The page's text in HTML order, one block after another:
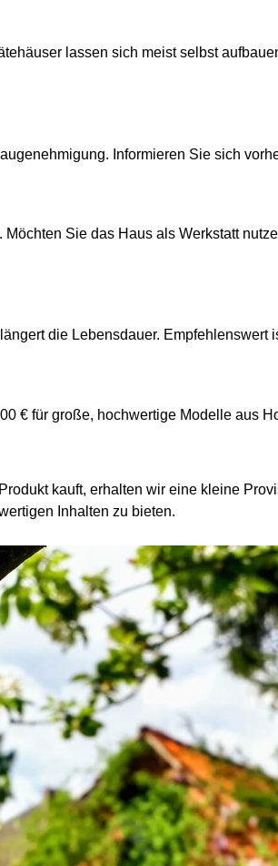
lassen sich meist selbst
Informieren Sie sich
Sie das Haus als Werkstatt
die Lebensdauer. Empfehlenswert
€ für große, hochwertige Modelle aus
kauft, erhalten wir eine kleine
Inhalten zu bieten.